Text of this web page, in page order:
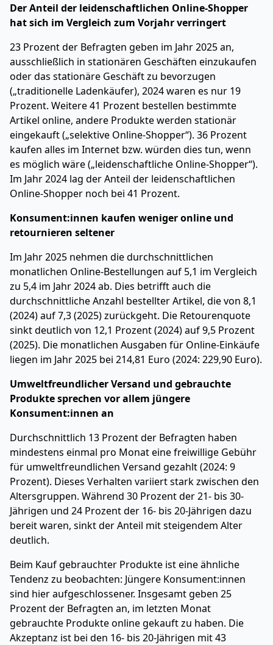
Der Anteil der leidenschaftlichen Online-Shopper
hat sich im Vergleich zum Vorjahr verringert
23 Prozent der Befragten geben im Jahr 2025 an,
ausschließlich in stationären Geschäften einzukaufen
oder das stationäre Geschäft zu bevorzugen
(„traditionelle Ladenkäufer), 2024 waren es nur 19
Prozent. Weitere 41 Prozent bestellen bestimmte
Artikel online, andere Produkte werden stationär
eingekauft („selektive Online-Shopper“). 36 Prozent
kaufen alles im Internet bzw. würden dies tun, wenn
es möglich wäre („leidenschaftliche Online-Shopper“).
Im Jahr 2024 lag der Anteil der leidenschaftlichen
Online-Shopper noch bei 41 Prozent.
Konsument:innen kaufen weniger online und
retournieren seltener
Im Jahr 2025 nehmen die durchschnittlichen
monatlichen Online-Bestellungen auf 5,1 im Vergleich
zu 5,4 im Jahr 2024 ab. Dies betrifft auch die
durchschnittliche Anzahl bestellter Artikel, die von 8,1
(2024) auf 7,3 (2025) zurückgeht. Die Retourenquote
sinkt deutlich von 12,1 Prozent (2024) auf 9,5 Prozent
(2025). Die monatlichen Ausgaben für Online-Einkäufe
liegen im Jahr 2025 bei 214,81 Euro (2024: 229,90 Euro).
Umweltfreundlicher Versand und gebrauchte
Produkte sprechen vor allem jüngere
Konsument:innen an
Durchschnittlich 13 Prozent der Befragten haben
mindestens einmal pro Monat eine freiwillige Gebühr
für umweltfreundlichen Versand gezahlt (2024: 9
Prozent). Dieses Verhalten variiert stark zwischen den
Altersgruppen. Während 30 Prozent der 21- bis 30-
Jährigen und 24 Prozent der 16- bis 20-Jährigen dazu
bereit waren, sinkt der Anteil mit steigendem Alter
deutlich.
Beim Kauf gebrauchter Produkte ist eine ähnliche
Tendenz zu beobachten: Jüngere Konsument:innen
sind hier aufgeschlossener. Insgesamt geben 25
Prozent der Befragten an, im letzten Monat
gebrauchte Produkte online gekauft zu haben. Die
Akzeptanz ist bei den 16- bis 20-Jährigen mit 43